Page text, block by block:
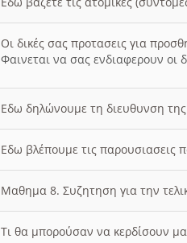
Οι δικές σας προτασεις για
Φαινεται να σας ενδιαφερουν οι
Εδω δηλώνουμε τη διευθυνση
Εδω βλέπουμε τις
Μαθημα 8. Συζητηση για την
Τι θα μπορούσαν να κερδίσουν